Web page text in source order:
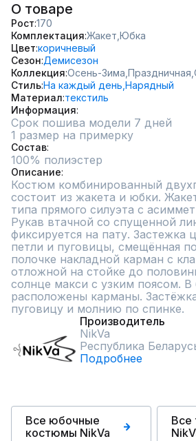
О товаре
Рост 170
Комплектация Жакет, Юбка
Цвет коричневый
Сезон Демисезон
Коллекция Осень-Зима, Праздничная,
СтильНа каждый день, Нарядный
Материал текстиль
Информация
Срок пошива модели 7 дней
1 размер на примерку
Состав
100% полиэстер
Описание
Костюм комбинированный
состоит из жакета и юбки.
типа прямого силуэта с
Рукав втачной со спущенной
фиксируется на пату. Застежка
петли и пуговицы, смещённая
полочке накладной карман с
отложной на стойке до
солнце макси с узким поясом.
расположены карманы.
пуговицу и молнию по спинке.
Производитель
NikVa
Республика
Подробнее
Все юбочные
костюмы NikVa
Все